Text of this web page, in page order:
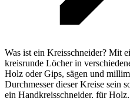
Was ist ein Kreisschneider? Mit
kreisrunde Löcher in
Holz oder Gips, sägen und
Durchmesser dieser Kreise sein
ein Handkreisschneider, für